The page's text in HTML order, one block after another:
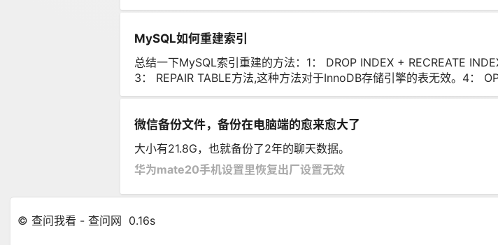
MySQL如何重建索引
总结一下MySQL索引重建的方法：1： DROP INDEX + RECREATE
3： REPAIR TABLE方法,这种方法对于InnoDB存储引擎的表无效。4：
微信备份文件，备份在电脑端的愈来愈大了
大小有21.8G，也就备份了2年的聊天数据。
华为mate20手机设置里恢复出厂设置无效
© 查问我看 - 查问网 0.16s